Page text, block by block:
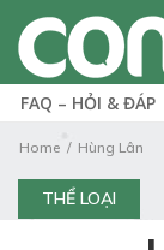
FAQ – HỎI & ĐÁP
Home Hùng Lân
THỂ LOẠI